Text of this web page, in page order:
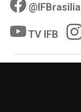
@IFBrasilia
TV IFB